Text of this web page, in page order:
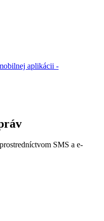
aplikácii -
prostredníctvom SMS a e-